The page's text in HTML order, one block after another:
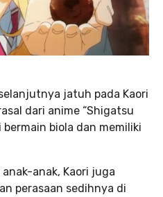
jatuh pada Kaori
dari anime “Shigatsu
bermain biola dan memiliki
anak, Kaori juga
perasaan sedihnya di